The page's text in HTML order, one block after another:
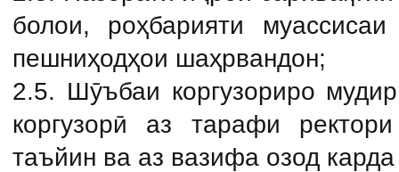
болои, роҳбарияти
пешниҳодҳои шаҳрвандон;
2.5. Шӯъбаи коргузориро
коргузорӣ аз тарафи
таъйин ва аз вазифа озод